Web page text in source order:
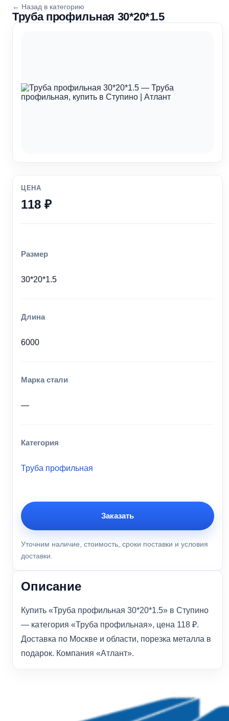
← Назад в категорию
Труба профильная 30*20*1.5
ЦЕНА
118 ₽
Размер
30*20*1.5
Длина
6000
Марка стали
—
Категория
Труба профильная
Заказать
Уточним наличие, стоимость, сроки поставки и условия
доставки.
Описание
Купить «Труба профильная 30*20*1.5» в Ступино
— категория «Труба профильная», цена 118 ₽.
Доставка по Москве и области, порезка металла в
подарок. Компания «Атлант».